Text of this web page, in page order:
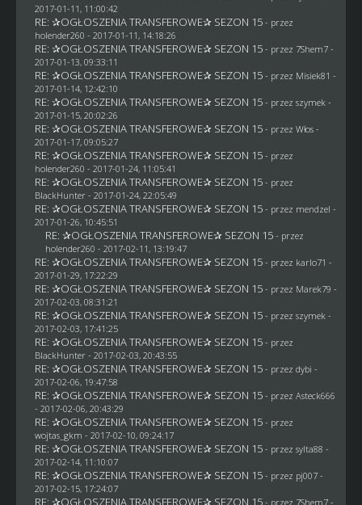
2017-01-11, 11:00:42
RE: ✰OGŁOSZENIA TRANSFEROWE✰ SEZON 15 - przez
holender260 - 2017-01-11, 14:18:26
RE: ✰OGŁOSZENIA TRANSFEROWE✰ SEZON 15 - przez 7Shem7-
2017-01-13, 09:33:11
RE: ✰OGŁOSZENIA TRANSFEROWE✰ SEZON 15 - przez Misiek81 -
2017-01-14, 12:42:10
RE: ✰OGŁOSZENIA TRANSFEROWE✰ SEZON 15 - przez szymek -
2017-01-15, 20:02:26
RE: ✰OGŁOSZENIA TRANSFEROWE✰ SEZON 15 - przez Włos-
2017-01-17, 09:05:27
RE: ✰OGŁOSZENIA TRANSFEROWE✰ SEZON 15 - przez
holender260 - 2017-01-24, 11:05:41
RE: ✰OGŁOSZENIA TRANSFEROWE✰ SEZON 15 - przez
BlackHunter- 2017-01-24, 22:05:49
RE: ✰OGŁOSZENIA TRANSFEROWE✰ SEZON 15 - przez mendzel -
2017-01-26, 10:45:51
RE: ✰OGŁOSZENIA TRANSFEROWE✰ SEZON 15 - przez
holender260 - 2017-02-11, 13:19:47
RE: ✰OGŁOSZENIA TRANSFEROWE✰ SEZON 15 - przez karlo71 -
2017-01-29, 17:22:29
RE: ✰OGŁOSZENIA TRANSFEROWE✰ SEZON 15 - przez Marek79 -
2017-02-03, 08:31:21
RE: ✰OGŁOSZENIA TRANSFEROWE✰ SEZON 15 - przez szymek -
2017-02-03, 17:41:25
RE: ✰OGŁOSZENIA TRANSFEROWE✰ SEZON 15 - przez
BlackHunter- 2017-02-03, 20:43:55
RE: ✰OGŁOSZENIA TRANSFEROWE✰ SEZON 15 - przez dybi -
2017-02-06, 19:47:58
RE: ✰OGŁOSZENIA TRANSFEROWE✰ SEZON 15 - przez Asteck666
- 2017-02-06, 20:43:29
RE: ✰OGŁOSZENIA TRANSFEROWE✰ SEZON 15 - przez
wojtas_gkm - 2017-02-10, 09:24:17
RE: ✰OGŁOSZENIA TRANSFEROWE✰ SEZON 15 - przez sylta88 -
2017-02-14, 11:10:07
RE: ✰OGŁOSZENIA TRANSFEROWE✰ SEZON 15 - przez pj007-
2017-02-15, 17:24:07
RE: ✰OGŁOSZENIA TRANSFEROWE✰ SEZON 15 - przez 7Shem7-